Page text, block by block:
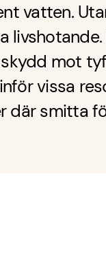
vatten.
mot
vissa
där smitta